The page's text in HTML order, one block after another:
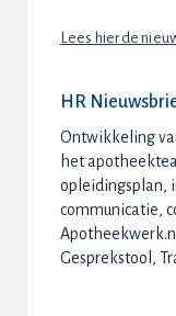
Lees hier de
HR
Ontwikkeling
het
opleidingsplan,
communicatie,
Gesprekstool,